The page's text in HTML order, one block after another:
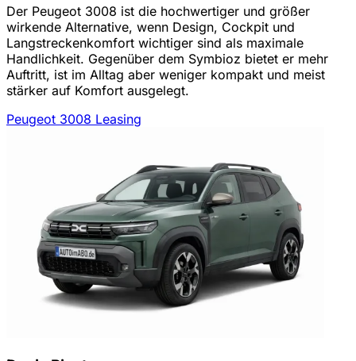
Der Peugeot 3008 ist die hochwertiger und größer
wirkende Alternative, wenn Design, Cockpit und
Langstreckenkomfort wichtiger sind als maximale
Handlichkeit. Gegenüber dem Symbioz bietet er mehr
Auftritt, ist im Alltag aber weniger kompakt und meist
stärker auf Komfort ausgelegt.
Peugeot 3008 Leasing